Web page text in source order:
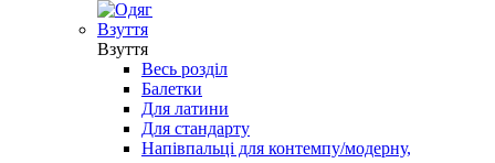
Взуття
Взуття
Весь розділ
Балетки
Для латини
Для стандарту
Напівпальці для контемпу/модерну,